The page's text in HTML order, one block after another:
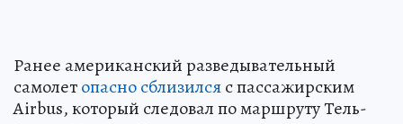
Ранее американский разведывательный
самолетопасно сблизилсяс пассажирским
Airbus, который следовал по маршруту Тель-